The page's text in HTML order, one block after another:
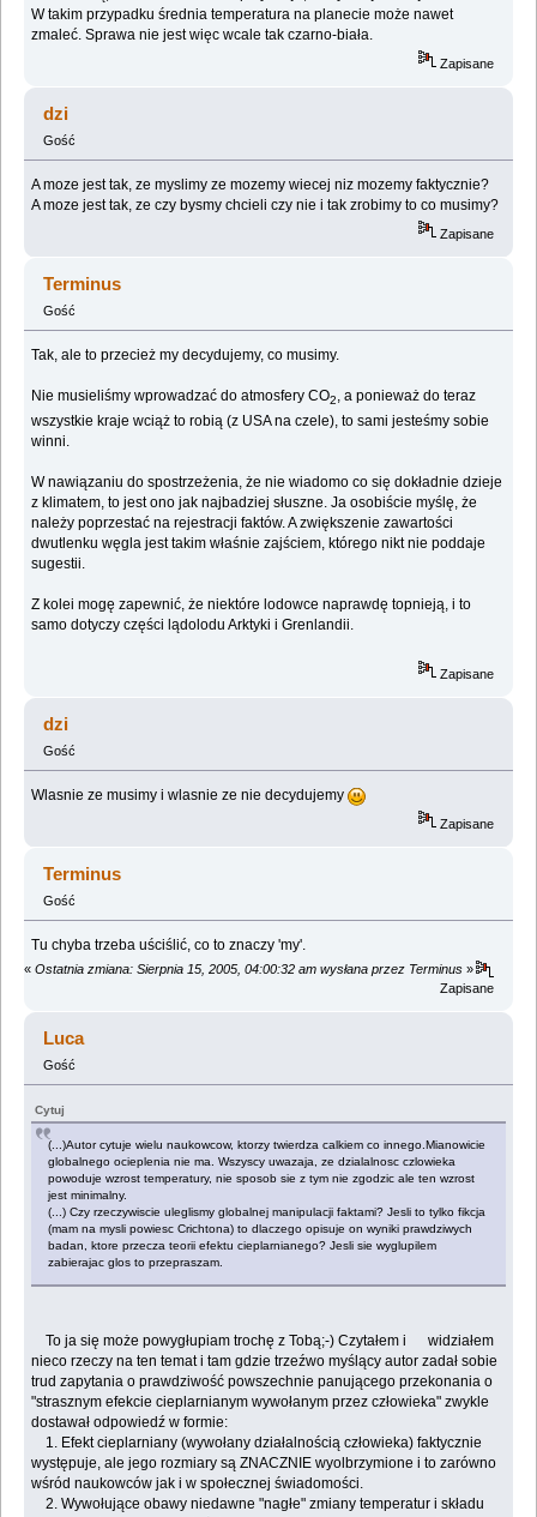
W takim przypadku średnia temperatura na planecie może nawet
zmaleć. Sprawa nie jest więc wcale tak czarno-biała.
Zapisane
dzi
Gość
A moze jest tak, ze myslimy ze mozemy wiecej niz mozemy faktycznie?
A moze jest tak, ze czy bysmy chcieli czy nie i tak zrobimy to co musimy?
Zapisane
Terminus
Gość
Tak, ale to przecież my decydujemy, co musimy.
Nie musieliśmy wprowadzać do atmosfery CO2, a ponieważ do teraz
wszystkie kraje wciąż to robią (z USA na czele), to sami jesteśmy sobie
winni.
W nawiązaniu do spostrzeżenia, że nie wiadomo co się dokładnie dzieje
z klimatem, to jest ono jak najbadziej słuszne. Ja osobiście myślę, że
należy poprzestać na rejestracji faktów. A zwiększenie zawartości
dwutlenku węgla jest takim właśnie zajściem, którego nikt nie poddaje
sugestii.
Z kolei mogę zapewnić, że niektóre lodowce naprawdę topnieją, i to
samo dotyczy części lądolodu Arktyki i Grenlandii.
Zapisane
dzi
Gość
Wlasnie ze musimy i wlasnie ze nie decydujemy
Zapisane
Terminus
Gość
Tu chyba trzeba uściślić, co to znaczy 'my'.
« Ostatnia zmiana: Sierpnia 15, 2005, 04:00:32 am wysłana przez Terminus »
Zapisane
Luca
Gość
Cytuj
(...)Autor cytuje wielu naukowcow, ktorzy twierdza calkiem co innego.Mianowicie
globalnego ocieplenia nie ma. Wszyscy uwazaja, ze dzialalnosc czlowieka
powoduje wzrost temperatury, nie sposob sie z tym nie zgodzic ale ten wzrost
jest minimalny.
(...) Czy rzeczywiscie uleglismy globalnej manipulacji faktami? Jesli to tylko fikcja
(mam na mysli powiesc Crichtona) to dlaczego opisuje on wyniki prawdziwych
badan, ktore przecza teorii efektu cieplarnianego? Jesli sie wyglupilem
zabierajac glos to przepraszam.
To ja się może powygłupiam trochę z Tobą;-) Czytałem i widziałem
nieco rzeczy na ten temat i tam gdzie trzeźwo myślący autor zadał sobie
trud zapytania o prawdziwość powszechnie panującego przekonania o
"strasznym efekcie cieplarnianym wywołanym przez człowieka" zwykle
dostawał odpowiedź w formie:
1. Efekt cieplarniany (wywołany działalnością człowieka) faktycznie
występuje, ale jego rozmiary są ZNACZNIE wyolbrzymione i to zarówno
wśród naukowców jak i w społecznej świadomości.
2. Wywołujące obawy niedawne "nagłe" zmiany temperatur i składu